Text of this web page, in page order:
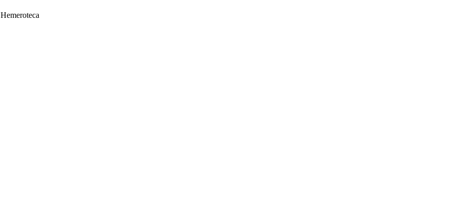
Hemeroteca